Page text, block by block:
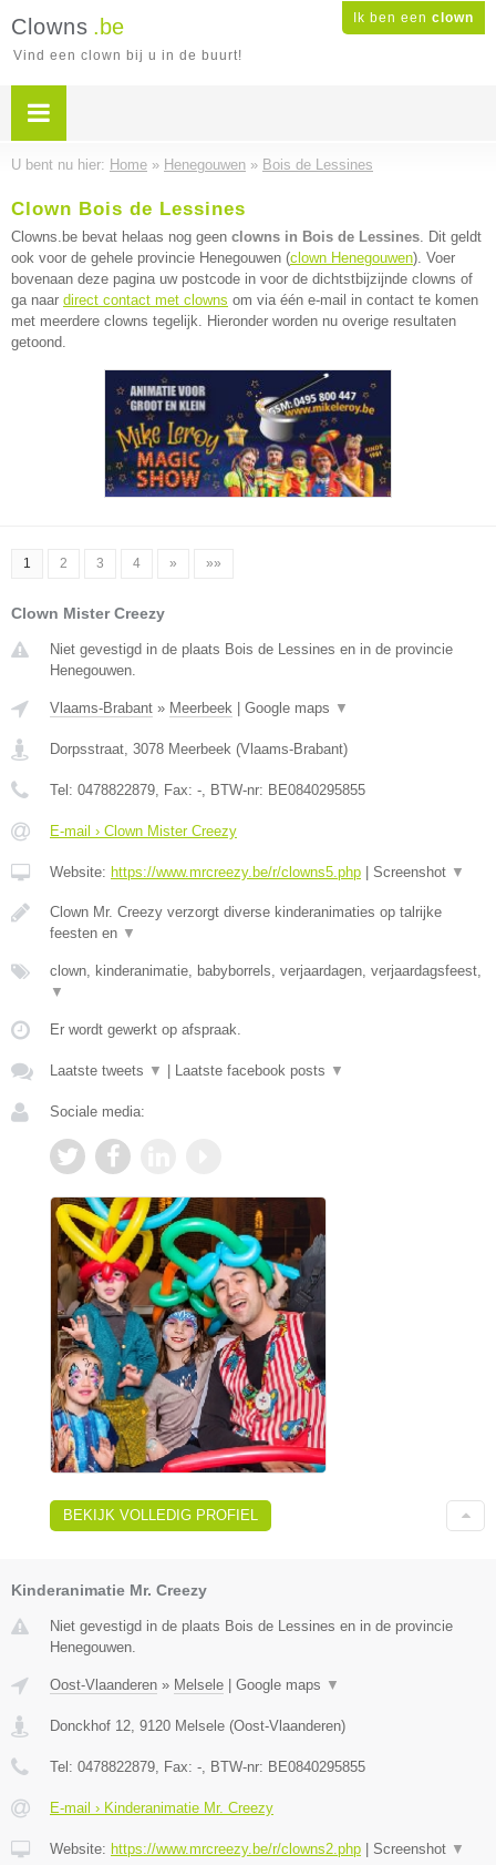
Ik ben een clown
Clowns .be
Vind een clown bij u in de buurt!
U bent nu hier: Home » Henegouwen » Bois de Lessines
Clown Bois de Lessines
Clowns.be bevat helaas nog geen clowns in Bois de Lessines. Dit geldt
ook voor de gehele provincie Henegouwen (clown Henegouwen). Voer
bovenaan deze pagina uw postcode in voor de dichtstbijzijnde clowns of
ga naar direct contact met clowns om via één e-mail in contact te komen
met meerdere clowns tegelijk. Hieronder worden nu overige resultaten
getoond.
1 2 3 4 » »»
Clown Mister Creezy
Niet gevestigd in de plaats Bois de Lessines en in de provincie
Henegouwen.
Vlaams-Brabant » Meerbeek Google maps ▼
Dorpsstraat, 3078 Meerbeek (Vlaams-Brabant)
Tel: 0478822879, Fax: -, BTW-nr: BE0840295855
E-mail › Clown Mister Creezy
Website: https://www.mrcreezy.be/r/clowns5.php Screenshot ▼
Clown Mr. Creezy verzorgt diverse kinderanimaties op talrijke
feesten en ▼
clown, kinderanimatie, babyborrels, verjaardagen, verjaardagsfeest,
▼
Er wordt gewerkt op afspraak.
Laatste tweets ▼ Laatste facebook posts ▼
Sociale media:
BEKIJK VOLLEDIG PROFIEL
Kinderanimatie Mr. Creezy
Niet gevestigd in de plaats Bois de Lessines en in de provincie
Henegouwen.
Oost-Vlaanderen » Melsele Google maps ▼
Donckhof 12, 9120 Melsele (Oost-Vlaanderen)
Tel: 0478822879, Fax: -, BTW-nr: BE0840295855
E-mail › Kinderanimatie Mr. Creezy
Website: https://www.mrcreezy.be/r/clowns2.php Screenshot ▼